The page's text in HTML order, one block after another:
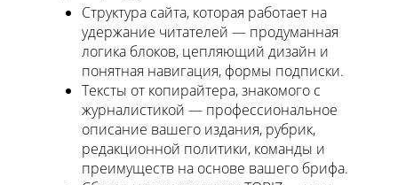
Структура сайта, которая работает на
удержание читателей — продуманная
логика блоков, цепляющий дизайн и
понятная навигация, формы подписки.
Тексты от копирайтера, знакомого с
журналистикой — профессиональное
описание вашего издания, рубрик,
редакционной политики, команды и
преимуществ на основе вашего брифа.